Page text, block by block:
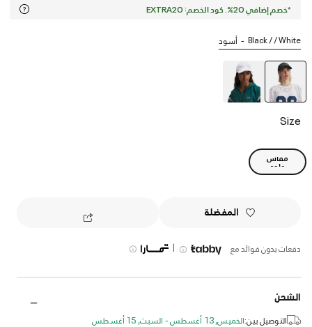
*خصم إضافي 20%. كود الخصم: EXTRA20
Black / / White أسود
Size
مقاس
واحد
المفضلة
دفعات بدون فوائد مع |
الشحن
التوصيل بين:الخميس, 13 أغسطس - السبت, 15 أغسطس